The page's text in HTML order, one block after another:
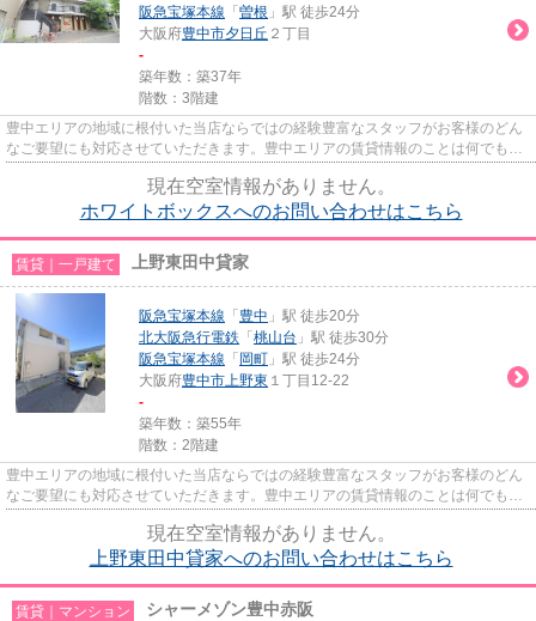
阪急宝塚本線 「 曽根 」駅 徒歩24分
大阪府豊中市夕日丘 ２丁目
-
築年数：築37年
階数：3階建
豊中エリアの地域に根付いた当店ならではの経験豊富なスタッフがお客様のどん
なご要望にも対応させていただきます。豊中エリアの賃貸情報のことは何でもお
現在空室情報がありません。
ホワイトボックスへのお問い合わせはこちら
賃貸｜一戸建て 上野東田中貸家
阪急宝塚本線 「 豊中 」駅 徒歩20分
北大阪急行電鉄 「 桃山台 」駅 徒歩30分
阪急宝塚本線 「 岡町 」駅 徒歩24分
大阪府豊中市上野東 １丁目12-22
-
築年数：築55年
階数：2階建
豊中エリアの地域に根付いた当店ならではの経験豊富なスタッフがお客様のどん
なご要望にも対応させていただきます。豊中エリアの賃貸情報のことは何でもお
現在空室情報がありません。
上野東田中貸家へのお問い合わせはこちら
賃貸｜マンション シャーメゾン豊中赤阪